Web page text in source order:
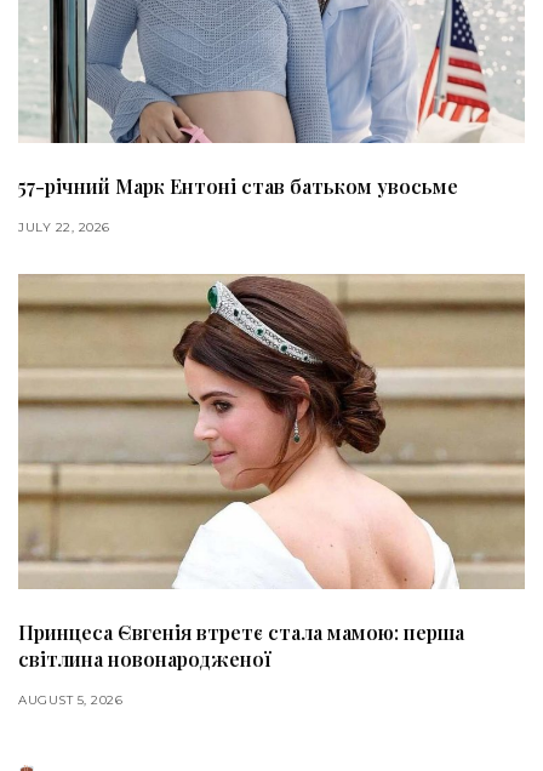
57-річний Марк Ентоні став батьком увосьме
JULY 22, 2026
Принцеса Євгенія втретє стала мамою: перша
світлина новонародженої
AUGUST 5, 2026